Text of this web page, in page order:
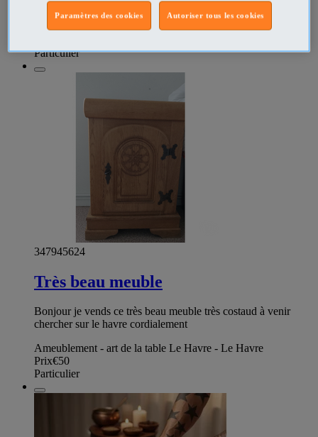
Bonjour je vends ce petit meuble vintage Cdlt
Ameublement - art de la table Le Havre - Le Havre
Particulier
347945624
Très beau meuble
Bonjour je vends ce très beau meuble très costaud à venir
chercher sur le havre cordialement
Ameublement - art de la table Le Havre - Le Havre
Prix€50
Particulier
Autoriser tous les cookies
Paramètres des cookies